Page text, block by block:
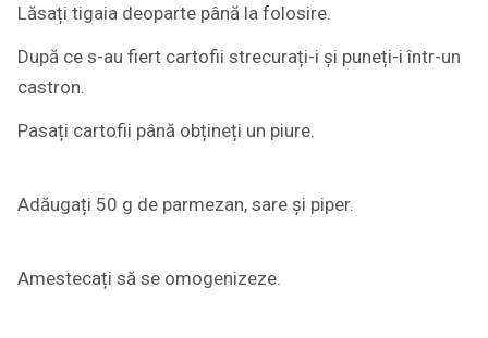
Lăsați tigaia deoparte până la folosire.
După ce s-au fiert cartofii strecurați-i și puneți-i într-un
castron.
Pasați cartofii până obțineți un piure.
Adăugați 50 g de parmezan, sare și piper.
Amestecați să se omogenizeze.